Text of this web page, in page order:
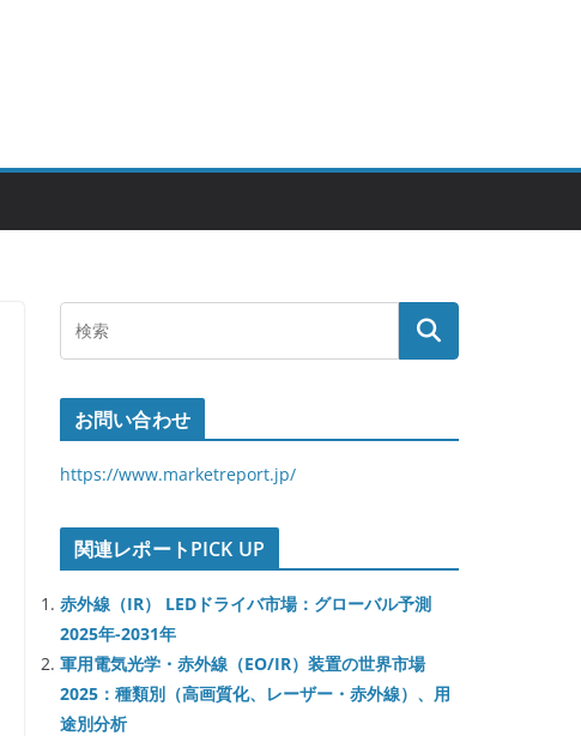
お問い合わせ
https://www.marketreport.jp/
関連レポートPICK UP
赤外線（IR） LEDドライバ市場：グローバル予測
2025年-2031年
軍用電気光学・赤外線（EO/IR）装置の世界市場
2025：種類別（高画質化、レーザー・赤外線）、用
途別分析